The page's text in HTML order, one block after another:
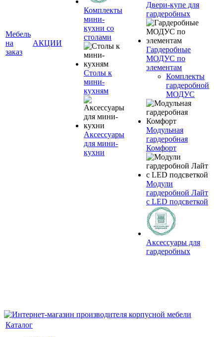
Мебель
на
заказ
АКЦИИ
Комплекты
мини-
кухни со
столами
Столы к
мини-
кухням
Аксессуары
для мини-
кухни
Двери-купе для
гардеробных
Гардеробные
МОДУС по
элементам
Комплекты
гардеробной
МОДУС
Модульная
гардеробная
Комфорт
Модули
гардеробной Лайт
с LED подсветкой
Аксессуары для
гардеробных
Каталог